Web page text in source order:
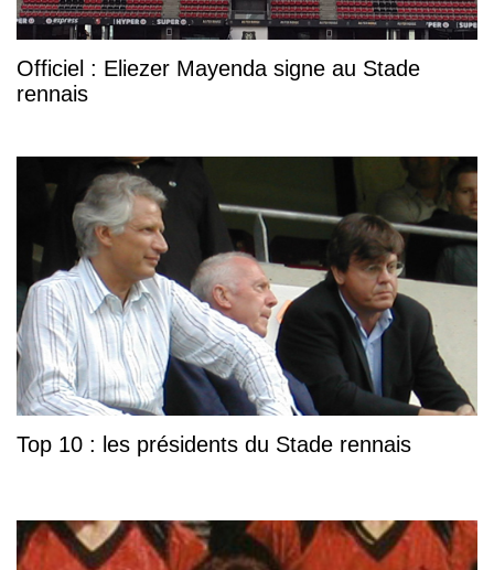
Officiel : Eliezer Mayenda signe au Stade
rennais
Top 10 : les présidents du Stade rennais